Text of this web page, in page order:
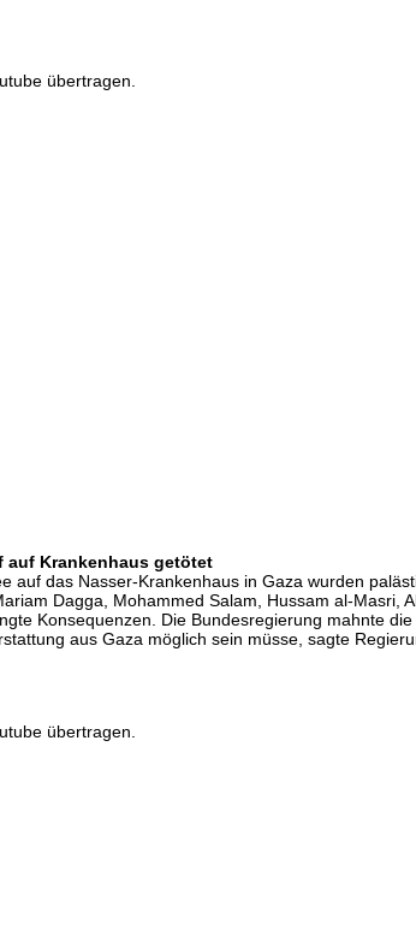
übertragen.
auf Krankenhaus getötet
auf das Nasser-Krankenhaus in Gaza wurden
Dagga, Mohammed Salam, Hussam al-Masri,
Konsequenzen. Die Bundesregierung mahnte
aus Gaza möglich sein müsse, sagte
übertragen.